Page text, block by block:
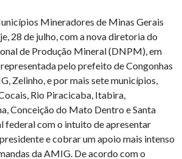
Mineradores de Minas Gerais
28 de julho, com a nova diretoria do
de Produção Mineral (DNPM), em
pelo prefeito de Congonhas
Zelinho, e por mais sete municípios,
Rio Piracicaba, Itabira,
Conceição do Mato Dentro e Santa
federal com o intuito de apresentar
e cobrar um apoio mais intenso
da AMIG. De acordo com o